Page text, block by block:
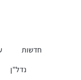
חדשות
נדל”ן